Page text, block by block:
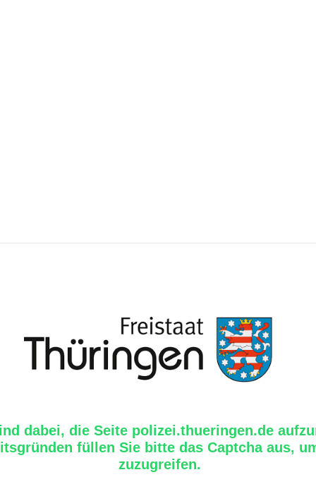
dabei, die Seite polizei.thueringen.de
füllen Sie bitte das Captcha aus,
zuzugreifen.